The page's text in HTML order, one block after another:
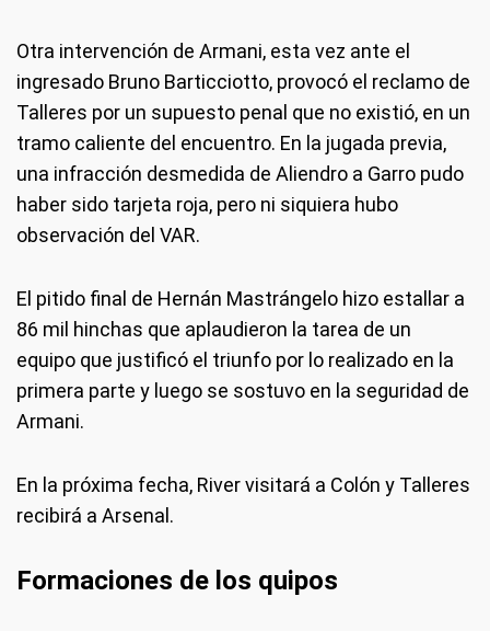
Otra intervención de Armani, esta vez ante el
ingresado Bruno Barticciotto, provocó el reclamo de
Talleres por un supuesto penal que no existió, en un
tramo caliente del encuentro. En la jugada previa,
una infracción desmedida de Aliendro a Garro pudo
haber sido tarjeta roja, pero ni siquiera hubo
observación del VAR.
El pitido final de Hernán Mastrángelo hizo estallar a
86 mil hinchas que aplaudieron la tarea de un
equipo que justificó el triunfo por lo realizado en la
primera parte y luego se sostuvo en la seguridad de
Armani.
En la próxima fecha, River visitará a Colón y Talleres
recibirá a Arsenal.
Formaciones de los quipos